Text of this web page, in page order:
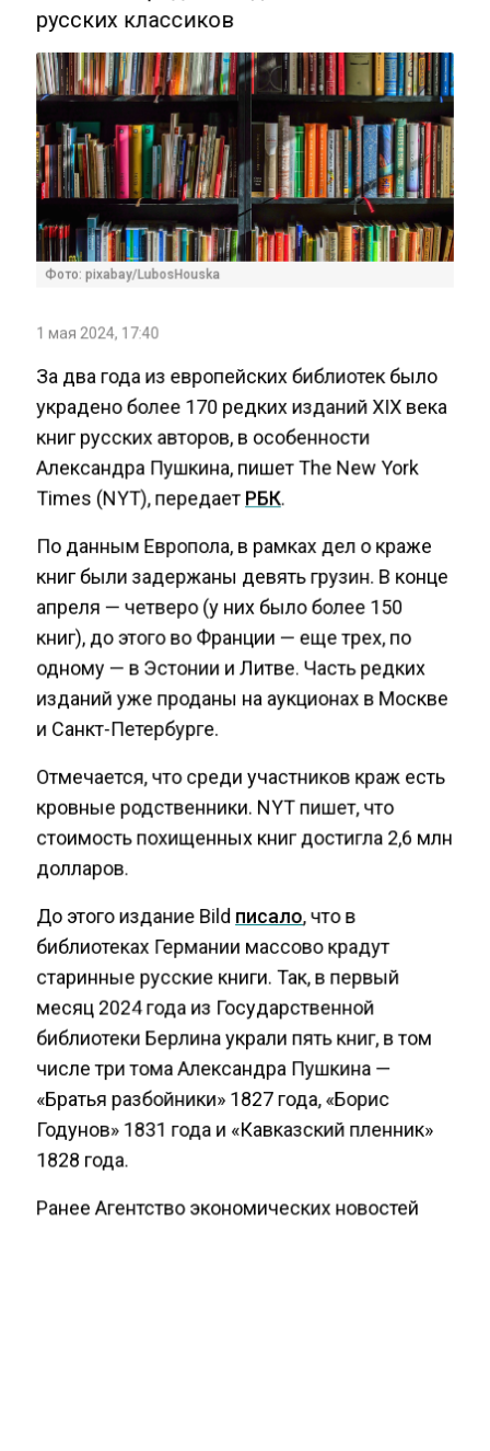
русских классиков
Фото: pixabay/LubosHouska
1 мая 2024, 17:40
За два года из европейских библиотек было
украдено более 170 редких изданий XIX века
книг русских авторов, в особенности
Александра Пушкина, пишет The New York
Times (NYT), передает РБК
По данным Европола, в рамках дел о краже
книг были задержаны девять грузин. В конце
апреля — четверо (у них было более 150
книг), до этого во Франции — еще трех, по
одному — в Эстонии и Литве. Часть редких
изданий уже проданы на аукционах в Москве
и Санкт-Петербурге.
Отмечается, что среди участников краж есть
кровные родственники. NYT пишет, что
стоимость похищенных книг достигла 2,6 млн
долларов.
До этого издание Bild писало, что в
библиотеках Германии массово крадут
старинные русские книги. Так, в первый
месяц 2024 года из Государственной
библиотеки Берлина украли пять книг, в том
числе три тома Александра Пушкина —
«Братья разбойники» 1827 года, «Борис
Годунов» 1831 года и «Кавказский пленник»
1828 года.
Ранее Агентство экономических новостей